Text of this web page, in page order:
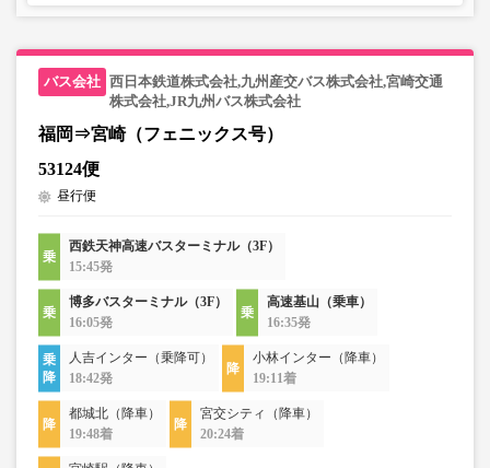
西日本鉄道株式会社,九州産交バス株式会社,宮崎交通
株式会社,JR九州バス株式会社
福岡⇒宮崎（フェニックス号）
53124便
昼行便
西鉄天神高速バスターミナル（3F）
15:45発
博多バスターミナル（3F）
16:05発
高速基山（乗車）
16:35発
人吉インター（乗降可）
18:42発
小林インター（降車）
19:11着
都城北（降車）
19:48着
宮交シティ（降車）
20:24着